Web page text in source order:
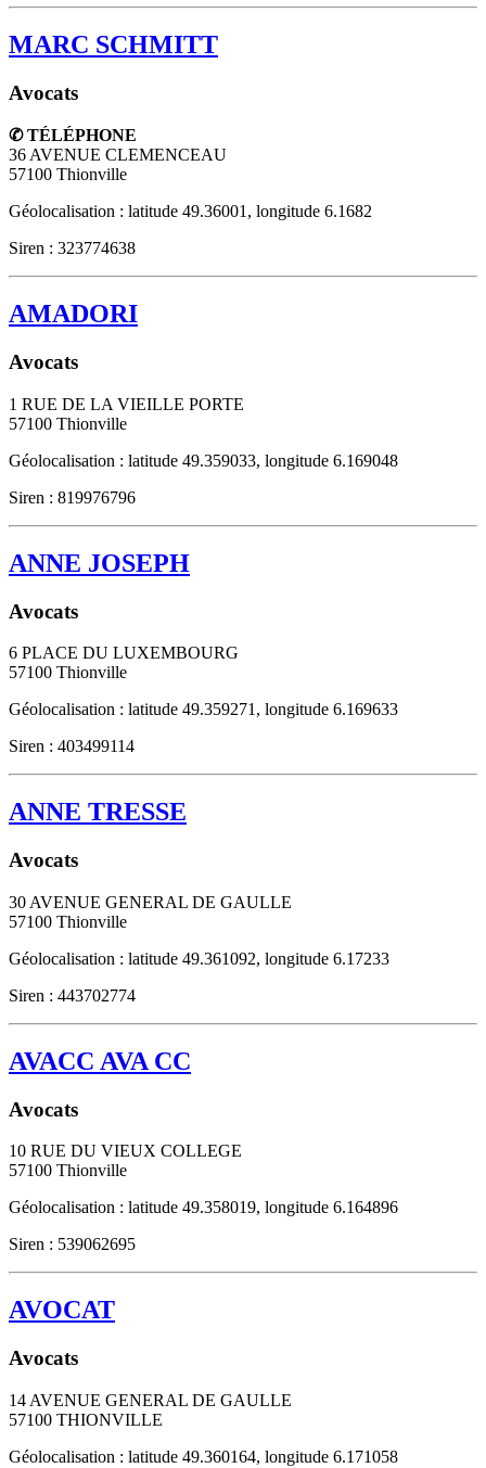
MARC SCHMITT
Avocats
✆ TÉLÉPHONE
36 AVENUE CLEMENCEAU
57100 Thionville
Géolocalisation : latitude 49.36001, longitude 6.1682
Siren : 323774638
AMADORI
Avocats
1 RUE DE LA VIEILLE PORTE
57100 Thionville
Géolocalisation : latitude 49.359033, longitude 6.169048
Siren : 819976796
ANNE JOSEPH
Avocats
6 PLACE DU LUXEMBOURG
57100 Thionville
Géolocalisation : latitude 49.359271, longitude 6.169633
Siren : 403499114
ANNE TRESSE
Avocats
30 AVENUE GENERAL DE GAULLE
57100 Thionville
Géolocalisation : latitude 49.361092, longitude 6.17233
Siren : 443702774
AVACC AVA CC
Avocats
10 RUE DU VIEUX COLLEGE
57100 Thionville
Géolocalisation : latitude 49.358019, longitude 6.164896
Siren : 539062695
AVOCAT
Avocats
14 AVENUE GENERAL DE GAULLE
57100 THIONVILLE
Géolocalisation : latitude 49.360164, longitude 6.171058